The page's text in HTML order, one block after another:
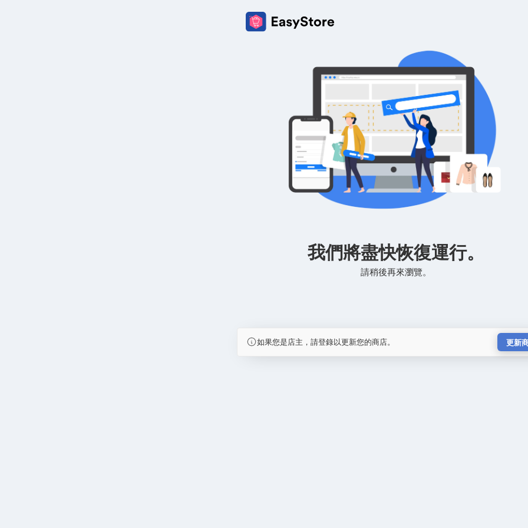
我們將盡快恢復運行。
請稍後再來瀏覽。
如果您是店主，請登錄以更新您的商店。 更新